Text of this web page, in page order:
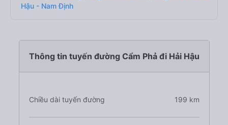
Hậu - Nam Định
Thông tin tuyến đường Cẩm Phả đi Hải Hậu
Chiều dài tuyến đường 199 km